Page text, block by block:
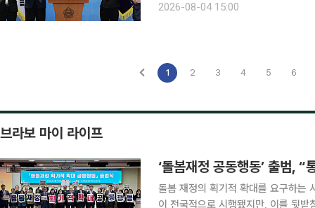
2026-08-04 15:00
1 2 3 4 5 6
브라보 마이 라이프
‘돌봄재정 공동행동’ 출범,
돌봄 재정의 획기적 확대를 요구하는
이 전국적으로 시행됐지만, 이를 뒷